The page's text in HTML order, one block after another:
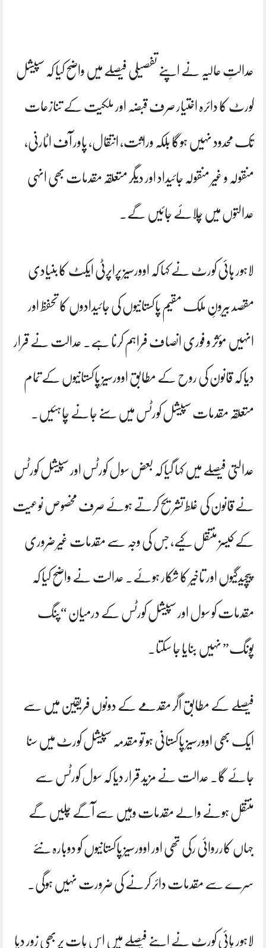
عدالتِ عالیہ نے اپنے تفصیلی فیصلے میں واضح کیا کہ سپیشل
کورٹ کا دائرہ اختیار صرف قبضہ اور ملکیت کے تنازعات
تک محدود نہیں ہوگا بلکہ وراثت، انتقال، پاور آف اٹارنی،
منقولہ و غیر منقولہ جائیداد اور دیگر متعلقہ مقدمات بھی انہی
عدالتوں میں چلائے جائیں گے۔
لاہور ہائی کورٹ نے کہا کہ اوورسیز پراپرٹی ایکٹ کا بنیادی
مقصد بیرونِ ملک مقیم پاکستانیوں کی جائیدادوں کا تحفظ اور
انہیں مؤثر و فوری انصاف فراہم کرنا ہے۔ عدالت نے قرار
دیا کہ قانون کی روح کے مطابق اوورسیز پاکستانیوں کے تمام
متعلقہ مقدمات سپیشل کورٹس میں سنے جانے چاہئیں۔
عدالتی فیصلے میں کہا گیا کہ بعض سول کورٹس اور سپیشل کورٹس
نے قانون کی غلط تشریح کرتے ہوئے صرف مخصوص نوعیت
کے کیسز منتقل کیے، جس کی وجہ سے مقدمات غیر ضروری
پیچیدگیوں اور تاخیر کا شکار ہوئے۔ عدالت نے واضح کیا کہ
مقدمات کو سول اور سپیشل کورٹس کے درمیان “پنگ
پونگ” نہیں بنایا جا سکتا۔
فیصلے کے مطابق اگر مقدمے کے دونوں فریقین میں سے
ایک بھی اوورسیز پاکستانی ہو تو مقدمہ سپیشل کورٹ میں سنا
جائے گا۔ عدالت نے مزید قرار دیا کہ سول کورٹس سے
منتقل ہونے والے مقدمات وہیں سے آگے چلیں گے
جہاں کارروائی رکی تھی اور اوورسیز پاکستانیوں کو دوبارہ نئے
سرے سے مقدمات دائر کرنے کی ضرورت نہیں ہوگی۔
لاہور ہائی کورٹ نے اپنے فیصلے میں اس بات پر بھی زور دیا